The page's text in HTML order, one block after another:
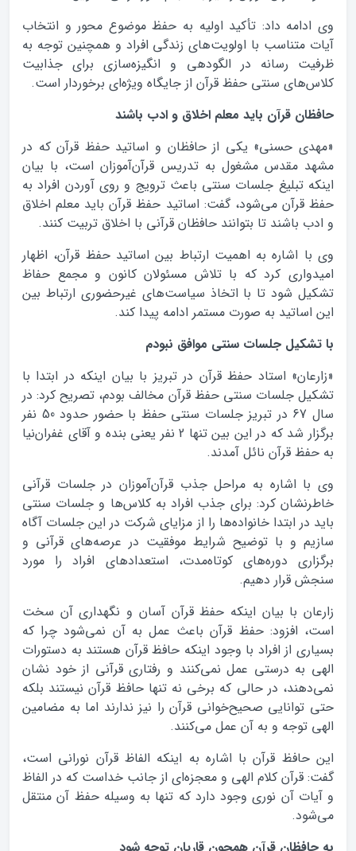
وی ادامه داد: تأکید اولیه به حفظ موضوع محور و انتخاب
آیات متناسب با اولویت‌های زندگی افراد و همچنین توجه به
ظرفیت رسانه در الگودهی و انگیزه‌سازی برای جذابیت
کلاس‌های سنتی حفظ قرآن از جایگاه ویژه‌ای برخوردار است.
حافظان قرآن باید معلم اخلاق و ادب باشند
«مهدی حسنی» یکی از حافظان و اساتید حفظ قرآن که در
مشهد مقدس مشغول به تدریس قرآن‌آموزان است، با بیان
اینکه تبلیغ جلسات سنتی باعث ترویج و روی آوردن افراد به
حفظ قرآن می‌شود، گفت:‌ اساتید حفظ قرآن باید معلم اخلاق
و ادب باشند تا بتوانند حافظان قرآنی با اخلاق تربیت کنند.
وی با اشاره به اهمیت ارتباط بین اساتید حفظ قرآن، اظهار
امیدواری کرد که با تلاش مسئولان کانون و مجمع حفاظ
تشکیل شود تا با اتخاذ سیاست‌های غیرحضوری ارتباط بین
این اساتید به صورت مستمر ادامه پیدا کند.
با تشکیل جلسات سنتی موافق نبودم
«زارعان» استاد حفظ قرآن در تبریز با بیان اینکه در ابتدا با
تشکیل جلسات سنتی حفظ قرآن مخالف بودم، تصریح کرد:‌ در
سال 67 در تبریز جلسات سنتی حفظ با حضور حدود 50 نفر
برگزار شد که در این بین تنها 2 نفر یعنی بنده و آقای غفران‌نیا
به حفظ قرآن نائل آمدند.
وی با اشاره به مراحل جذب قرآن‌آموزان در جلسات قرآنی
خاطرنشان کرد: برای جذب افراد به کلاس‌ها و جلسات سنتی
باید در ابتدا خانواده‌ها را از مزایای شرکت در این جلسات آگاه
سازیم و با توضیح شرایط موفقیت در عرصه‌های قرآنی و
برگزاری دوره‌های کوتاه‌مدت، استعدادهای افراد را مورد
سنجش قرار دهیم.
زارعان با بیان اینکه حفظ قرآن آسان و نگهداری آن سخت
است، افزود: حفظ قرآن باعث عمل به آن نمی‌شود چرا که
بسیاری از افراد با وجود اینکه حافظ قرآن هستند به دستورات
الهی به درستی عمل نمی‌کنند و رفتاری قرآنی از خود نشان
نمی‌دهند، در حالی که برخی نه تنها حافظ قرآن نیستند بلکه
حتی توانایی صحیح‌خوانی قرآن را نیز ندارند اما به مضامین
الهی توجه و به آن عمل می‌کنند.
این حافظ قرآن با اشاره به اینکه الفاظ قرآن نورانی است،
گفت: قرآن کلام الهی و معجزه‌ای از جانب خداست که در الفاظ
و آیات آن نوری وجود دارد که تنها به وسیله حفظ آن منتقل
می‌شود.